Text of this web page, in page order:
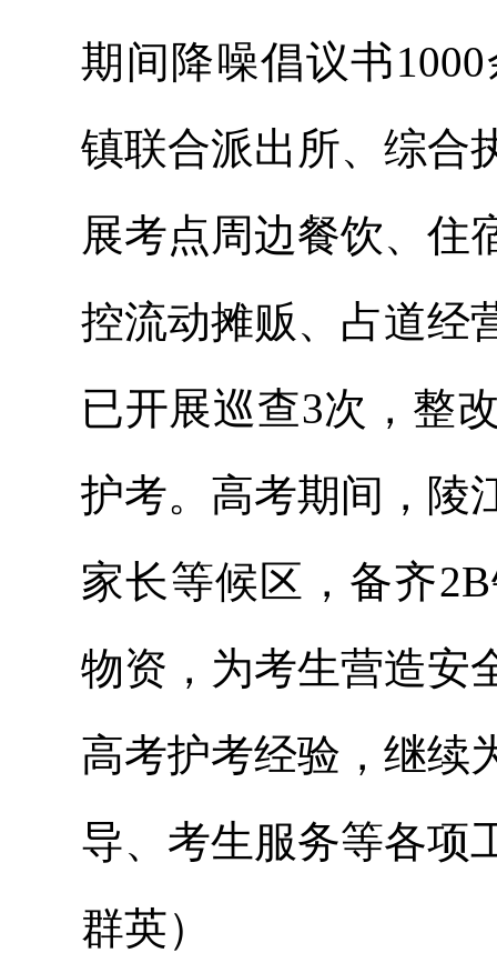
期间降噪倡议书
镇联合派出所、综合
展考点周边餐饮、住
控流动摊贩、占道经
已开展巡查3次，整
护考。高考期间，陵
家长等候区，备齐
物资，为考生营造安
高考护考经验，继续
导、考生服务等各项
群英）